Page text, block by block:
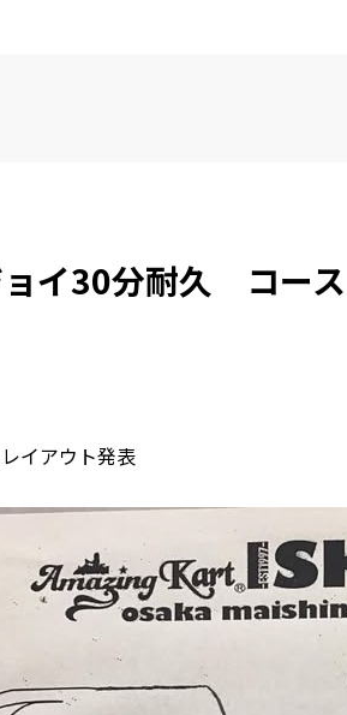
イ30分耐久 コー
イアウト発表